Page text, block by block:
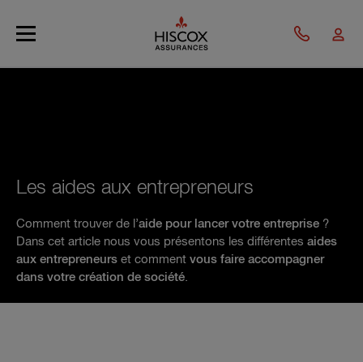
Les aides aux entrepreneurs
Comment trouver de l’aide pour lancer votre entreprise ?
Dans cet article nous vous présentons les différentes aides
aux entrepreneurs et comment vous faire accompagner
dans votre création de société.